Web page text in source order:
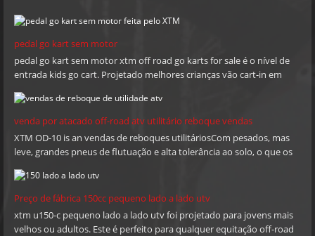
Europa, Austrália, África do Sul, Rússia, Oriente Médio e América
preços competitivos e pronta entrega de acordo com exigências
de clientes para mantê-los competentes. XTM espero crescer
mútuos com você. por favor não hesite em contactar-nos:
telefone: + 86-576-80686209 Mobile: + 86 13958662281 E-mail:
sales@xtmmoto.com (sol) sales01@xtmmoto.com (Ella)
sales02@xtmmoto.com (Matt)
pedal go kart sem motor
pedal go kart sem motor xtm off road go karts for sale é o nível de
entrada kids go cart. Projetado melhores crianças vão cart-in em
trilhos lodosos espessos!Você pode definir a velocidade desejada
quando você controla definir simplicidade com os obstáculos de
parada / deslocamento e um limitador de aceleração.
venda por atacado off-road atv utilitário reboque vendas
XTM OD-10 is an vendas de reboques utilitáriosCom pesados, mas
leve, grandes pneus de flutuação e alta tolerância ao solo, o que os
and easy central tipping base further enhance their cargo handling
capability.
Preço de fábrica 150cc pequeno lado a lado utv
xtm u150-c pequeno lado a lado utv foi projetado para jovens mais
velhos ou adultos. Este é perfeito para qualquer equitação off-road